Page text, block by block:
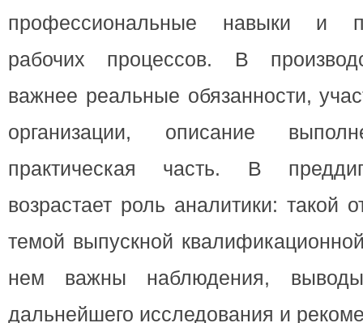
профессиональные навыки и
рабочих процессов. В
важнее реальные обязанности,
организации, описание
практическая часть. В
возрастает роль аналитики: такой
темой выпускной
нем важны наблюдения,
дальнейшего исследования и